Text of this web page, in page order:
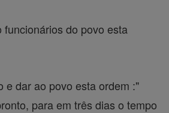
funcionários do povo esta
e dar ao povo esta ordem :"
para em três dias o tempo